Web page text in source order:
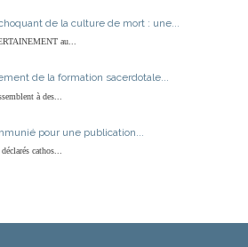
de la culture de mort : une...
au...
de la formation sacerdotale...
à des...
pour une publication...
cathos...